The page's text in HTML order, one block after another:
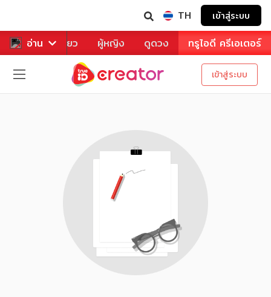
TH เข้าสู่ระบบ
อ่าน
หาร ท่องเที่ยว ผู้หญิง ดูดวง ทรูไอดี ครีเอเตอร์
เข้าสู่ระบบ